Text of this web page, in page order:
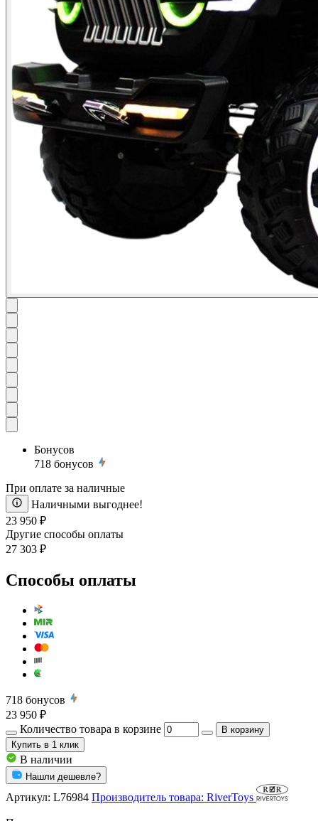
Бонусов
718 бонусов
При оплате за наличные
Наличными выгоднее!
23 950 ₽
Другие способы оплаты
27 303 ₽
Способы оплаты
718 бонусов
23 950 ₽
Количество товара в корзине
В корзину
Купить в 1 клик
В наличии
Нашли дешевле?
Артикул: L76984 Производитель товара: RiverToys